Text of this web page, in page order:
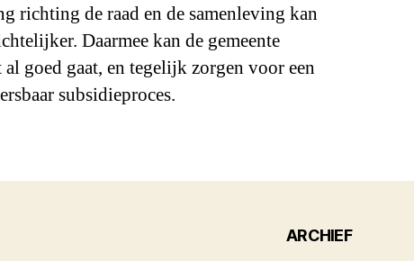
richting de raad en de samenleving kan
Daarmee kan de gemeente
goed gaat, en tegelijk zorgen voor een
subsidieproces.
ARCHIEF